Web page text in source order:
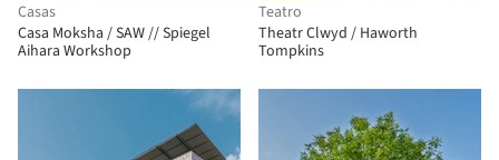
Casas
Casa Moksha / SAW // Spiegel
Aihara Workshop
Teatro
Theatr Clwyd / Haworth
Tompkins